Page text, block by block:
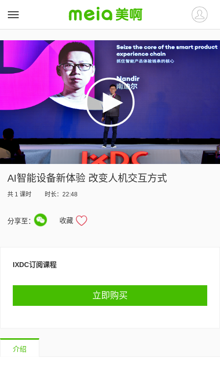
AI智能设备新体验 改变人机交互方式
共 1 课时 时长：22:48
分享至： 收藏
IXDC订阅课程
立即购买
介绍